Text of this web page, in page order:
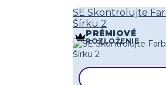
SE Skontrolujte
Šírku 2
PRÉMIOVÉ
ROZLOŽENIE